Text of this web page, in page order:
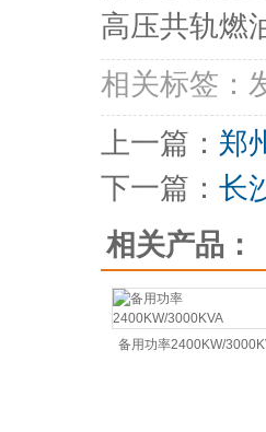
高压共轨燃
相关标签：
上一篇： 郑
下一篇： 长
相关产品：
备用功率2400KW/